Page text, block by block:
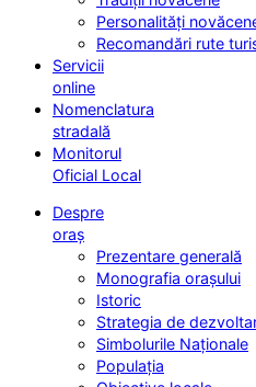
Personalități
Recomandări rute
Servicii
online
Nomenclatura
stradală
Monitorul
Oficial Local
Despre
oraș
Prezentare generală
Monografia orașului
Istoric
Strategia de
Simbolurile Naționale
Populația